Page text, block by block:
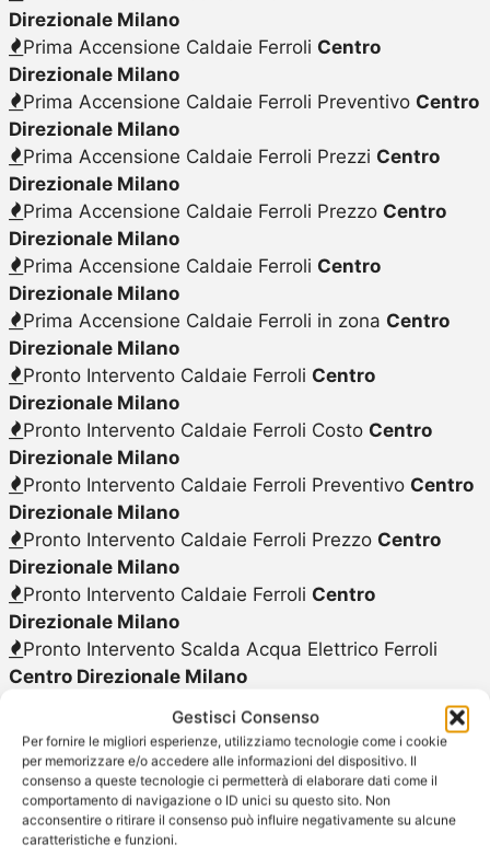
Gestisci Consenso
Per fornire le migliori esperienze, utilizziamo tecnologie come i cookie
per memorizzare e/o accedere alle informazioni del dispositivo. Il
consenso a queste tecnologie ci permetterà di elaborare dati come il
comportamento di navigazione o ID unici su questo sito. Non
acconsentire o ritirare il consenso può influire negativamente su alcune
caratteristiche e funzioni.
Direzionale Milano
Prima Accensione Caldaie Ferroli Centro
Direzionale Milano
Prima Accensione Caldaie Ferroli Preventivo Centro
Direzionale Milano
Prima Accensione Caldaie Ferroli Prezzi Centro
Direzionale Milano
Prima Accensione Caldaie Ferroli Prezzo Centro
Direzionale Milano
Prima Accensione Caldaie Ferroli Centro
Direzionale Milano
Prima Accensione Caldaie Ferroli in zona Centro
Direzionale Milano
Pronto Intervento Caldaie Ferroli Centro
Direzionale Milano
Pronto Intervento Caldaie Ferroli Costo Centro
Direzionale Milano
Pronto Intervento Caldaie Ferroli Preventivo Centro
Direzionale Milano
Pronto Intervento Caldaie Ferroli Prezzo Centro
Direzionale Milano
Pronto Intervento Caldaie Ferroli Centro
Direzionale Milano
Pronto Intervento Scalda Acqua Elettrico Ferroli
Centro Direzionale Milano
Centro Direzionale Milano
Pronto Intervento Scaldabagno Elettrico Ferroli
Centro Direzionale Milano
Pronto Intervento Scaldabagno a Gas FerroliCentro
Direzionale Milano